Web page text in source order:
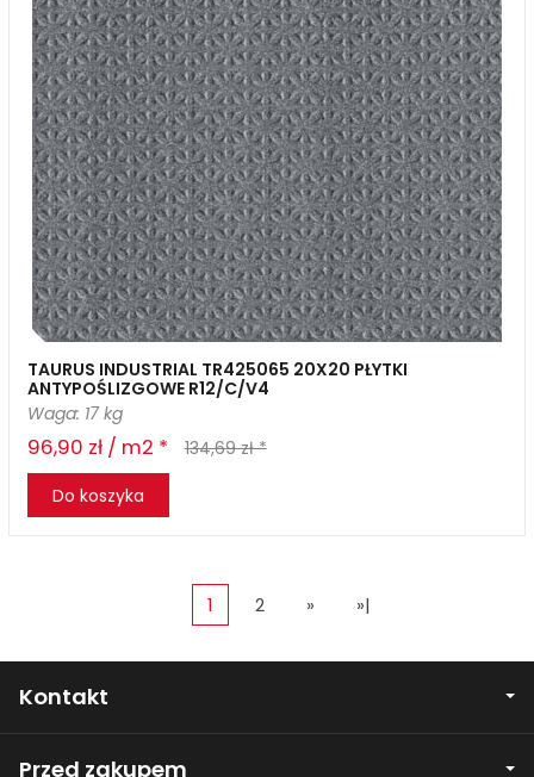
TAURUS INDUSTRIAL TR425065 20X20 PŁYTKI
ANTYPOŚLIZGOWE R12/C/V4
Waga: 17 kg
96,90 zł / m2 *
134,69 zł *
Do koszyka
1 2 » »|
Kontakt
Przed zakupem